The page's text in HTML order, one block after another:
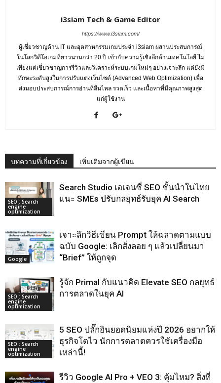
i3siam Tech & Game Editor
https://www.i3siam.com/
ผู้เชี่ยวชาญด้าน IT และอุตสาหกรรมเกมประจำ i3siam ผสานประสบการณ์
ในโลกวิดีโอเกมที่ยาวนานกว่า 20 ปี เข้ากับความรู้เชิงลึกด้านเทคโนโลยี ไม่
เพียงแต่เชี่ยวชาญการรีวิวและวิเคราะห์ระบบเกมใหม่ๆ อย่างเจาะลึก แต่ยังมี
ทักษะระดับสูงในการปรับแต่งเว็บไซต์ (Advanced Web Optimization) เพื่อ
ส่งมอบประสบการณ์การอ่านที่ลื่นไหล รวดเร็ว และเนื้อหาที่มีคุณภาพสูงสุด
แก่ผู้ใช้งาน
บทความที่เกี่ยวข้อง เพิ่มเติมจากผู้เขียน
SEO : Search
engine
optimization
Search Studio เอเจนซี่ SEO ชั้นนําในไทย
แนะ SMEs ปรับกลยุทธ์รับยุค AI Search
Google
เจาะลึกวิธีเขียน Prompt ให้ฉลาดตามแบบ
ฉบับ Google: เลิกสั่งลอย ๆ แล้วเปลี่ยนมา
“Brief” ให้ถูกจุด
SEO : Search
engine
optimization
รู้จัก Primal กับแนวคิด Elevate SEO กลยุทธ์
การตลาดในยุค AI
SEO : Search
engine
optimization
5 SEO ปลั๊กอินยอดนิยมแห่งปี 2026 อยากให้
ธุรกิจโตไว นักการตลาดควรใช้เครื่องมือ
เหล่านี้!
รีวิว Google AI Pro + VEO 3: คุ้มไหม? สิ่งที่